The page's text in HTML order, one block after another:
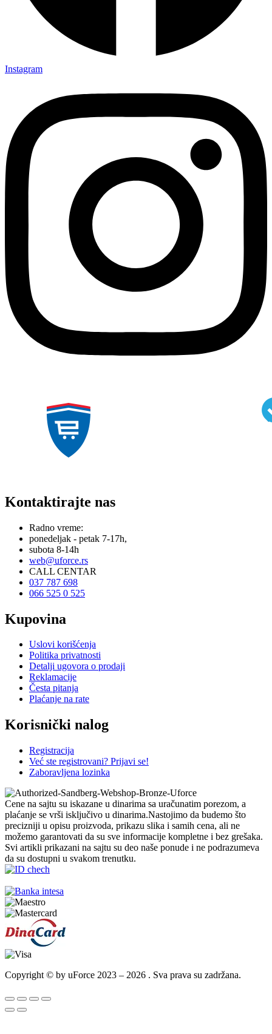
Instagram
Kontaktirajte nas
Radno vreme:
ponedeljak - petak 7-17h,
subota 8-14h
web@uforce.rs
CALL CENTAR
037 787 698
066 525 0 525
Kupovina
Uslovi korišćenja
Politika privatnosti
Detalji ugovora o prodaji
Reklamacije
Česta pitanja
Plaćanje na rate
Korisnički nalog
Registracija
Već ste registrovani? Prijavi se!
Zaboravljena lozinka
Cene na sajtu su iskazane u dinarima sa uračunatim porezom, a
plaćanje se vrši isključivo u dinarima.Nastojimo da budemo što
precizniji u opisu proizvoda, prikazu slika i samih cena, ali ne
možemo garantovati da su sve informacije kompletne i bez grešaka.
Svi artikli prikazani na sajtu su deo naše ponude i ne podrazumeva
da su dostupni u svakom trenutku.
Copyright © by uForce 2023 – 2026 . Sva prava su zadržana.